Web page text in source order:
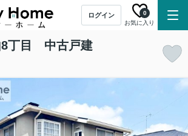
ログイン
お気に入り
0
8丁目 中古戸建